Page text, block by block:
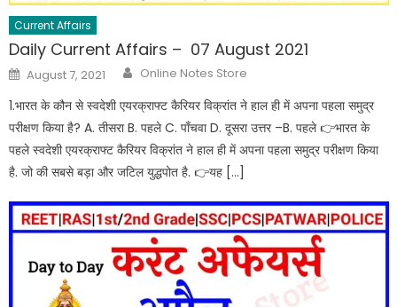
Current Affairs
Daily Current Affairs – 07 August 2021
August 7, 2021 Online Notes Store
1.भारत के कौन से स्वदेशी एयरक्राफ्ट कैरियर विक्रांत ने हाल ही में अपना पहला समुद्र
परीक्षण किया है? A. तीसरा B. पहले C. पाँचवा D. दूसरा उत्तर –B. पहले 👉भारत के
पहले स्वदेशी एयरक्राफ्ट कैरियर विक्रांत ने हाल ही में अपना पहला समुद्र परीक्षण किया
है. जो की सबसे बड़ा और जटिल युद्धपोत है. 👉यह […]